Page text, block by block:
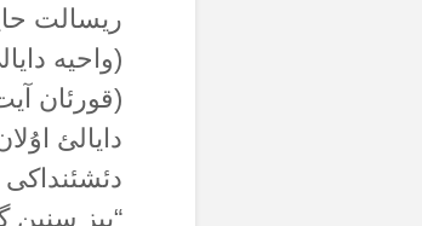
ریسالت
(واحیە
(قورئان
دایالئ
“بیز سنین